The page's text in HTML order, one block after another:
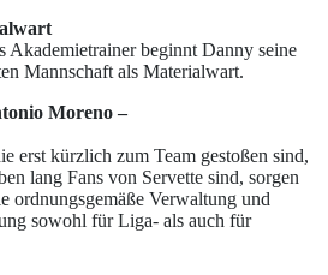
Akademietrainer beginnt Danny seine
Mannschaft als Materialwart.
Moreno –
erst kürzlich zum Team gestoßen sind,
lang Fans von Servette sind, sorgen
ordnungsgemäße Verwaltung und
sowohl für Liga- als auch für